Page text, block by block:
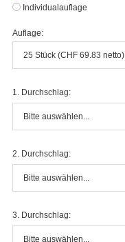
Individualauflage
Auflage:
25 Stück (CHF 69.83 netto)
1. Durchschlag:
Bitte auswählen...
2. Durchschlag:
Bitte auswählen...
3. Durchschlag:
Bitte auswählen...